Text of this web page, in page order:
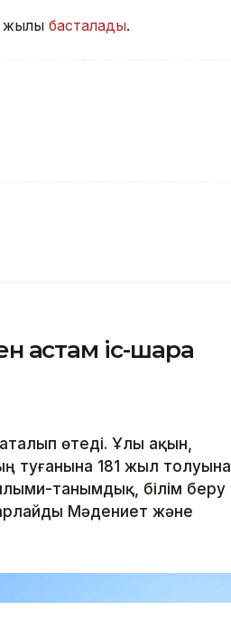
жылы басталады.
астам іс-шара
өтеді. Ұлы ақын,
туғанына 181 жыл толуына
танымдық, білім беру
Мәдениет және